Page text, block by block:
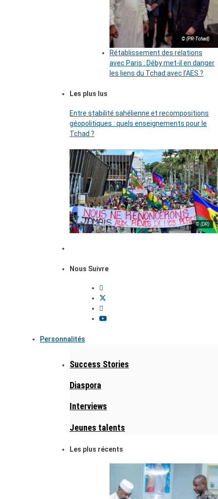
© (PR-Tchad)
Rétablissement des relations
avec Paris : Déby met-il en danger
les liens du Tchad avec l’AES ?
Les plus lus
Entre stabilité sahélienne et recompositions
géopolitiques : quels enseignements pour le
Tchad ?
© (DR)
Nous Suivre
Personnalités
Success Stories
Diaspora
Interviews
Jeunes talents
Les plus récents